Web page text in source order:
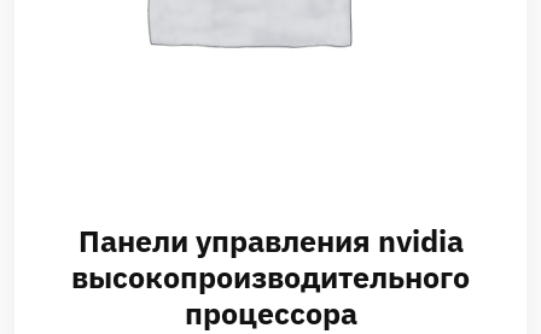
Панели управления nvidia
высокопроизводительного
процессора